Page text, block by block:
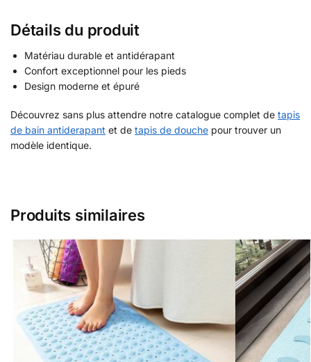
Détails du produit
Matériau durable et antidérapant
Confort exceptionnel pour les pieds
Design moderne et épuré
Découvrez sans plus attendre notre catalogue complet de tapis
de bain antiderapant et de tapis de douche pour trouver un
modèle identique.
Produits similaires